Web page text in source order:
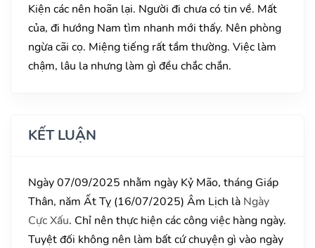
Kiện các nên hoãn lại. Người đi chưa có tin về. Mất
của, đi hướng Nam tìm nhanh mới thấy. Nên phòng
ngừa cãi cọ. Miệng tiếng rất tầm thường. Việc làm
chậm, lâu la nhưng làm gì đều chắc chắn.
KẾT LUẬN
Ngày 07/09/2025 nhằm ngày Kỷ Mão, tháng Giáp
Thân, năm Ất Tỵ (16/07/2025) Âm Lịch là Ngày
Cực Xấu. Chỉ nên thực hiện các công việc hàng ngày.
Tuyệt đối không nên làm bất cứ chuyện gì vào ngày